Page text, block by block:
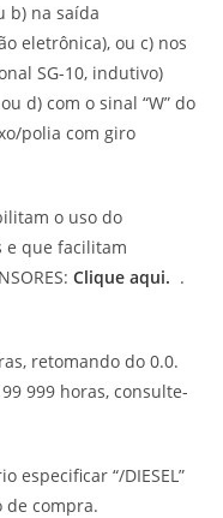
b) na saída
eletrônica), ou c) nos
SG-10, indutivo)
d) com o sinal “W” do
polia com giro
o uso do
e que facilitam
Clique aqui. .
retomando do 0.0.
999 horas, consulte-
especificar “/DIESEL”
de compra.